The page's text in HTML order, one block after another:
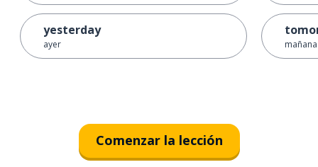
yesterday
ayer
Comenzar la lección